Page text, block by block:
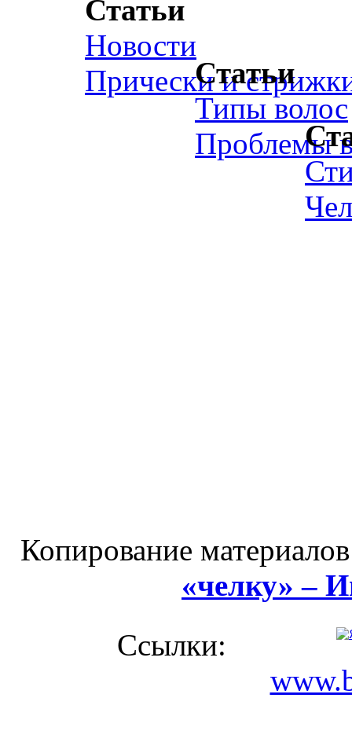
Статьи
Новости
Прически иСтатьи
Типы волос
Проблемы
Копирование
«челку» –
Ссылки: